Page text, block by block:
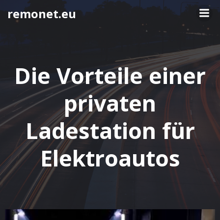
Springe
remonet.eu
Die Vorteile einer
privaten
Ladestation für
Elektroautos